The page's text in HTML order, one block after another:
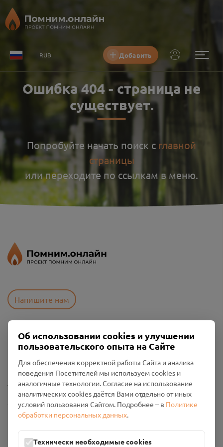
RUB Добавить
Ошибка404 - страница не
существует.
Попробуйте начать поиск с главной
страницы
или переходите по ссылкам в меню.
Напишите нам
Пользовательское соглашение
Политика конфиденциальности
Промо-материалы
Настройки cookies
Общество с ограниченной ответственностью «Смоленский
Проект Помним»
Юридический адрес: 216790, Смоленская область, р-н
Об использовании cookies и улучшении
пользовательского опыта на Сайте
Для обеспечения корректной работы Сайта и анализа
поведения Посетителей мы используем cookies и
аналогичные технологии. Согласие на использование
аналитических cookies даётся Вами отдельно от иных
условий пользования Сайтом. Подробнее – в Политике
обработки персональных данных.
Технически необходимые cookies